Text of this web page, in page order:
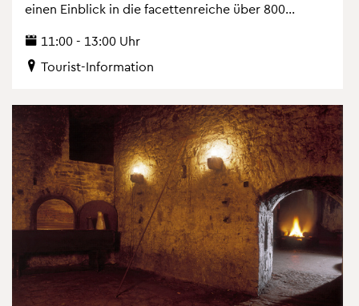
einen Ein­blick in die fa­cet­ten­rei­che über 800...
11:00 - 13:00 Uhr
Tou­rist-In­for­ma­ti­on